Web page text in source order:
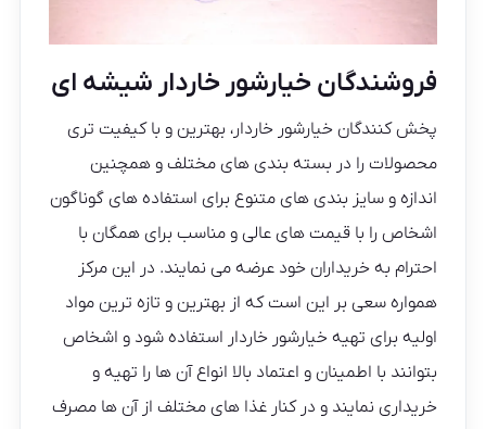
فروشندگان خیارشور خاردار شیشه ای
پخش کنندگان خیارشور خاردار، بهترین و با کیفیت تری
محصولات را در بسته بندی های مختلف و همچنین
اندازه و سایز بندی های متنوع برای استفاده های گوناگون
اشخاص را با قیمت های عالی و مناسب برای همگان با
احترام به خریداران خود عرضه می نمایند. در این مرکز
همواره سعی بر این است که از بهترین و تازه ترین مواد
اولیه برای تهیه خیارشور خاردار استفاده شود و اشخاص
بتوانند با اطمینان و اعتماد بالا انواع آن ها را تهیه و
خریداری نمایند و در کنار غذا های مختلف از آن ها مصرف